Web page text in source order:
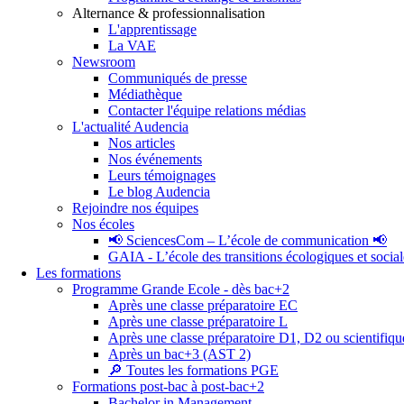
Alternance & professionnalisation
L'apprentissage
La VAE
Newsroom
Communiqués de presse
Médiathèque
Contacter l'équipe relations médias
L'actualité Audencia
Nos articles
Nos événements
Leurs témoignages
Le blog Audencia
Rejoindre nos équipes
Nos écoles
📢 SciencesCom – L’école de communication 📢
GAIA - L’école des transitions écologiques et
Les formations
Programme Grande Ecole - dès bac+2
Après une classe préparatoire EC
Après une classe préparatoire L
Après une classe préparatoire D1, D2 ou
Après un bac+3 (AST 2)
🔎 Toutes les formations PGE
Formations post-bac à post-bac+2